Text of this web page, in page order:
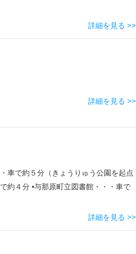
詳細を見る >>
詳細を見る >>
車で約５分（きょうりゅう公園を起点
約４分 •与那原町立図書館・・・車で
詳細を見る >>